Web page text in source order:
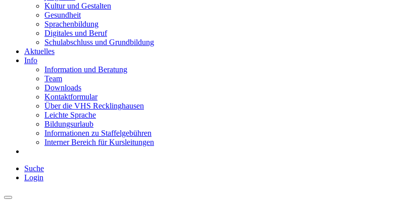
Kultur und Gestalten
Gesundheit
Sprachenbildung
Digitales und Beruf
Schulabschluss und Grundbildung
Aktuelles
Info
Information und Beratung
Team
Downloads
Kontaktformular
Über die VHS Recklinghausen
Leichte Sprache
Bildungsurlaub
Informationen zu Staffelgebühren
Interner Bereich für Kursleitungen
Suche
Login